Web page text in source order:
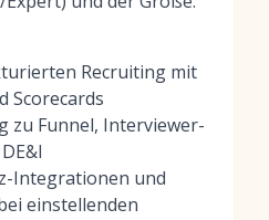
Recruiting mit
Scorecards
zu Funnel, Interviewer-
Integrationen und
einstellenden